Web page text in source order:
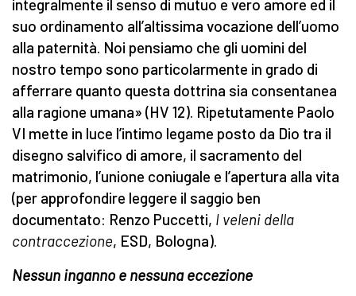
integralmente il senso di mutuo e vero amore ed il
suo ordinamento all’altissima vocazione dell’uomo
alla paternità. Noi pensiamo che gli uomini del
nostro tempo sono particolarmente in grado di
afferrare quanto questa dottrina sia consentanea
alla ragione umana» (HV 12). Ripetutamente Paolo
VI mette in luce l’intimo legame posto da Dio tra il
disegno salvifico di amore, il sacramento del
matrimonio, l’unione coniugale e l’apertura alla vita
(per approfondire leggere il saggio ben
documentato: Renzo Puccetti, I veleni della
contraccezione, ESD, Bologna).
Nessun inganno e nessuna eccezione